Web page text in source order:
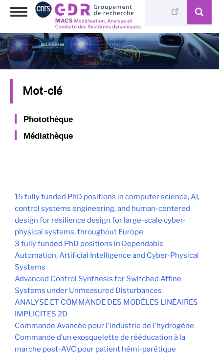
Aller
principal
Toggle
Mot-clé
Photothèque
Médiathèque
15 fully funded PhD positions in computer science, AI,
control systems engineering, and human-centered
design for resilience design for large-scale cyber-
physical systems, throughout Europe.
3 fully funded PhD positions in Dependable
Automation, Artificial Intelligence and Cyber-Physical
Systems
Advanced Control Synthesis for Switched Affine
Systems under Unmeasured Disturbances
ANALYSE ET COMMANDE DES MODÈLES LINÉAIRES
IMPLICITES 2D
Commande Avancée pour l'industrie de l'hydrogène
Commande d’un exosquelette de rééducation à la
marche post-AVC pour patient hémi-parétique